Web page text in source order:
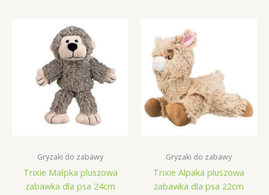
Gryzaki do zabawy
Trixie Małpka pluszowa
zabawka dla psa 24cm
Gryzaki do zabawy
Trixie Alpaka pluszowa
zabawka dla psa 22cm